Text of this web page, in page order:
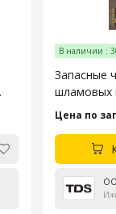
В наличии :
Запасные
шламовых
ГШНУ-250
Цена по